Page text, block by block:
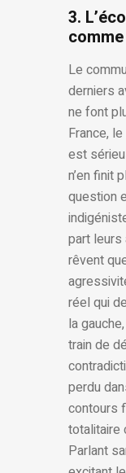
3.
Le
derniers
ne font
France,
est
n’en finit
question
part leurs
rêvent
réel qui
la
train de
perdu
contours
totalitaire
Parlant